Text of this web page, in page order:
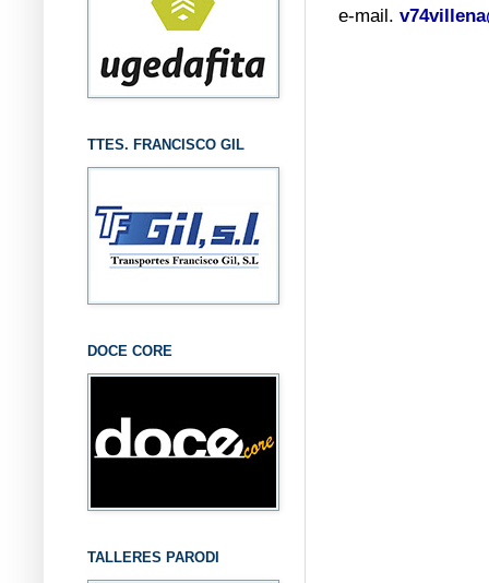
e-mail.
TTES. FRANCISCO GIL
DOCE CORE
TALLERES PARODI